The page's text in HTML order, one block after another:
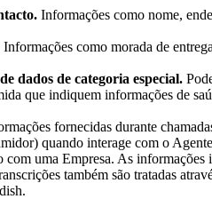
Informações como nome,
Informações como morada de
dados de categoria especial.
que indiquem informações de
fornecidas durante
quando interage com o
uma Empresa. As informações
também são tratadas